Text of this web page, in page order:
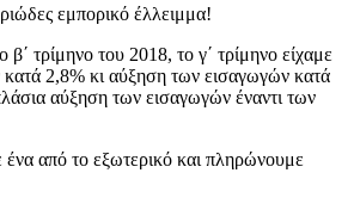
εμπορικό έλλειμμα!
τρίμηνο του 2018, το γ΄ τρίμηνο είχαμε
2,8% κι αύξηση των εισαγωγών κατά
αύξηση των εισαγωγών έναντι των
από το εξωτερικό και πληρώνουμε